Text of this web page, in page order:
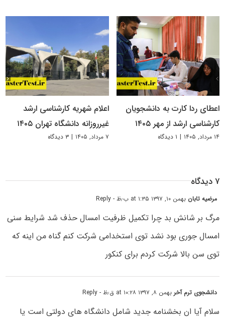
اعطای ردا کارت به دانشجویان
کارشناسی ارشد از مهر ۱۴۰۵
۱۴ مرداد, ۱۴۰۵ | ۱ دیدگاه
اعلام شهریه کارشناسی ارشد
غیرروزانه دانشگاه تهران ۱۴۰۵
۷ مرداد, ۱۴۰۵ | ۳ دیدگاه
۷ دیدگاه
مرضیه تابان بهمن ۱۰, ۱۳۹۷ at ۱:۳۵ ب٫ظ - Reply
مرگ بر شانش بد چرا تکمیل ظرفیت امسال حذف شد شرایط سنی
امسال جوری بود نشد توی استخدامی شرکت کنم گناه من اینه که
توی سن بالا شرکت کردم برای کنکور
دانشجوی ترم آخربهمن ۸, ۱۳۹۷ at ۱۰:۲۸ ق٫ظ - Reply
سلام آیا ان بخشنامه جدید شامل دانشگاه های دولتی است یا